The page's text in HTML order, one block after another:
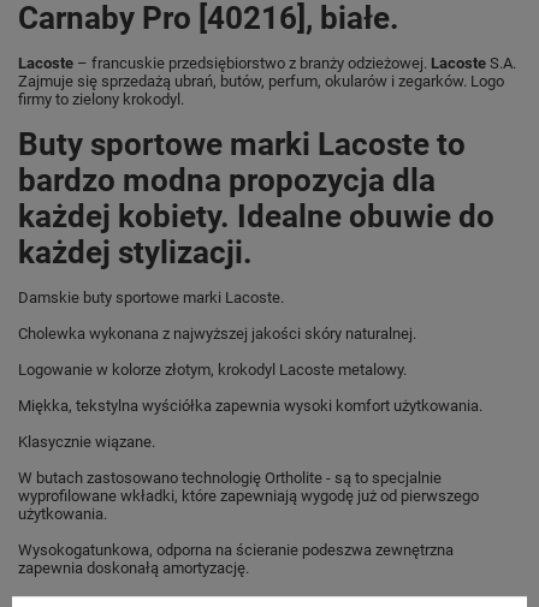
Carnaby Pro [40216], białe.
Lacoste – francuskie przedsiębiorstwo z branży odzieżowej. Lacoste S.A.
Zajmuje się sprzedażą ubrań, butów, perfum, okularów i zegarków. Logo
firmy to zielony krokodyl.
Buty sportowe marki Lacoste to
bardzo modna propozycja dla
każdej kobiety. Idealne obuwie do
każdej stylizacji.
Damskie buty sportowe marki Lacoste.
Cholewka wykonana z najwyższej jakości skóry naturalnej.
Logowanie w kolorze złotym, krokodyl Lacoste metalowy.
Miękka, tekstylna wyściółka zapewnia wysoki komfort użytkowania.
Klasycznie wiązane.
W butach zastosowano technologię Ortholite - są to specjalnie
wyprofilowane wkładki, które zapewniają wygodę już od pierwszego
użytkowania.
Wysokogatunkowa, odporna na ścieranie podeszwa zewnętrzna
zapewnia doskonałą amortyzację.